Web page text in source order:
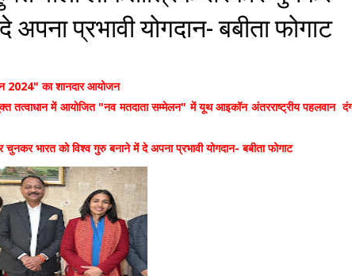
प्रभावी योगदान- बबीता फोगाट
2024" का शानदार आयोजन
तत्वाधान में आयोजित "नव मतदाता सम्मेलन" में यूथ आइकॉन अंतरराष्ट्रीय पहलवान
भारत को विश्व गुरु बनाने में दे अपना प्रभावी योगदान- बबीता फोगाट